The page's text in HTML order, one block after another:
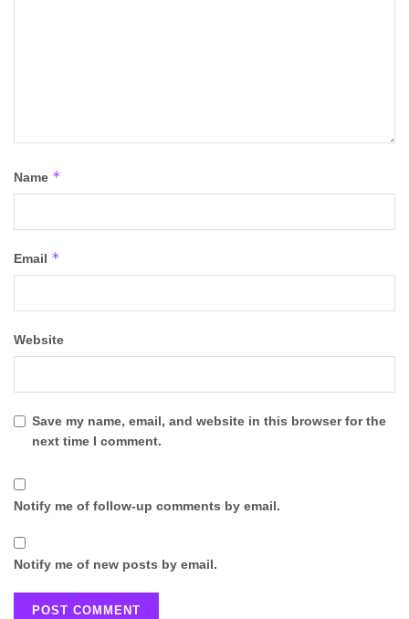
Name *
Email *
Website
Save my name, email, and website in this browser for the
next time I comment.
Notify me of follow-up comments by email.
Notify me of new posts by email.